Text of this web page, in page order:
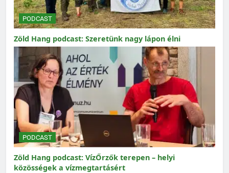
PODCAST
Zöld Hang podcast: Szeretünk nagy lápon élni
PODCAST
Zöld Hang podcast: VízŐrzők terepen – helyi
közösségek a vízmegtartásért